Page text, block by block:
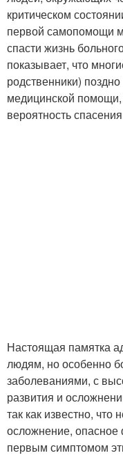
критическом
первой самопомощи
спасти жизнь
показывает, что
родственники)
медицинской помощи,
вероятность
Настоящая памятка
людям, но особенно
заболеваниями, с
развития и
так как известно,
осложнение,
первым симптомом